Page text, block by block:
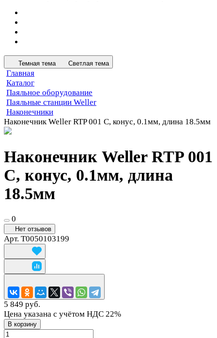
Темная тема Светлая тема
Главная
Каталог
Паяльное оборудование
Паяльные станции Weller
Наконечники
Наконечник Weller RTP 001 C, конус, 0.1мм, длина 18.5мм
Наконечник Weller RTP 001
C, конус, 0.1мм, длина
18.5мм
0
Нет отзывов
Арт. T0050103199
5 849 руб.
Цена указана с учётом НДС 22%
В корзину